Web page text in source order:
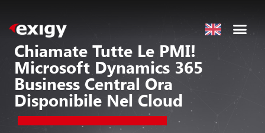
Chiamate Tutte Le PMI!
Microsoft Dynamics 365
Business Central Ora
Disponibile Nel Cloud